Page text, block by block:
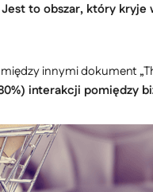
Jest to obszar, który
innymi dokument
interakcji pomiędzy